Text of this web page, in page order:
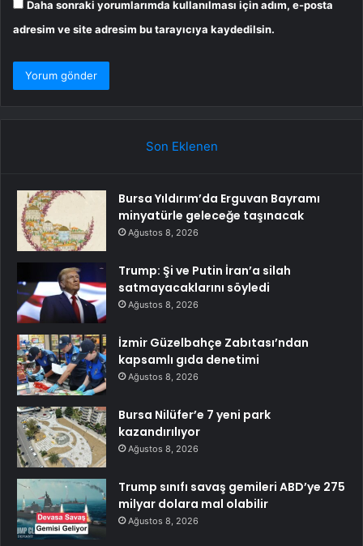
Daha sonraki yorumlarımda kullanılması için adım, e-posta
adresim ve site adresim bu tarayıcıya kaydedilsin.
Son Eklenen
Bursa Yıldırım’da Erguvan Bayramı
minyatürle geleceğe taşınacak
Ağustos 8, 2026
Trump: Şi ve Putin İran’a silah
satmayacaklarını söyledi
Ağustos 8, 2026
İzmir Güzelbahçe Zabıtası’ndan
kapsamlı gıda denetimi
Ağustos 8, 2026
Bursa Nilüfer’e 7 yeni park
kazandırılıyor
Ağustos 8, 2026
Trump sınıfı savaş gemileri ABD’ye 275
milyar dolara mal olabilir
Ağustos 8, 2026